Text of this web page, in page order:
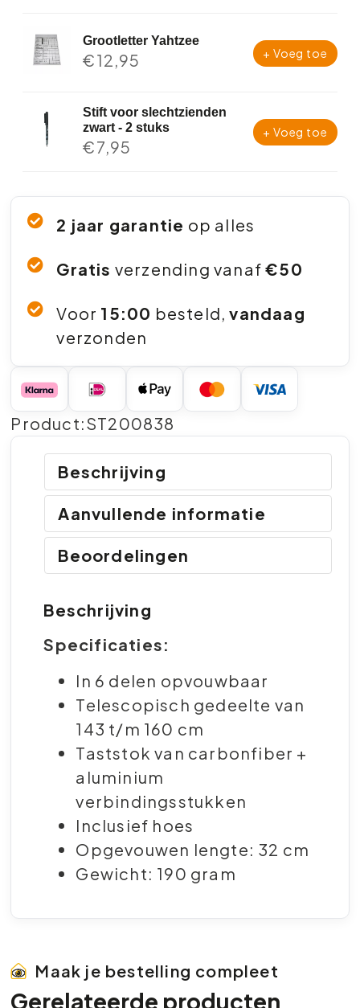
Grootletter Yahtzee
€12,95 + Voeg toe
Stift voor slechtzienden
zwart - 2 stuks
€7,95
+ Voeg toe
2 jaar garantie op alles
Gratis verzending vanaf€50
Voor 15:00 besteld,vandaag
verzonden
Product:ST200838
Beschrijving
Aanvullende informatie
Beoordelingen
Beschrijving
Specificaties:
In 6 delen opvouwbaar
Telescopisch gedeelte van
143 t/m 160 cm
Taststok van carbonfiber +
aluminium
verbindingsstukken
Inclusief hoes
Opgevouwen lengte: 32 cm
Gewicht: 190 gram
Maak je bestelling compleet
Gerelateerde producten